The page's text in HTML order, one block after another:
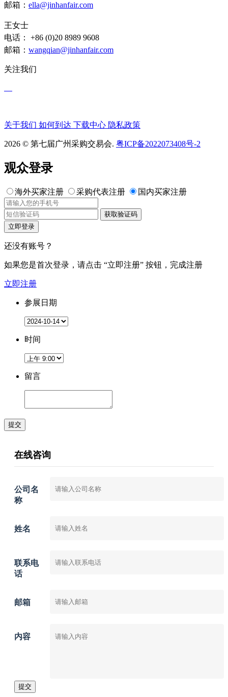
邮箱： ella@jinhanfair.com
王女士
电话： +86 (0)20 8989 9608
邮箱： wangqian@jinhanfair.com
关注我们
关于我们 如何到达 下载中心 隐私政策
2026 © 第七届广州采购交易会. 粤ICP备2022073408号-2
观众登录
海外买家注册 采购代表注册 国内买家注册
获取验证码
立即登录
还没有账号？
如果您是首次登录，请点击 “立即注册” 按钮，完成注册
立即注册
参展日期
时间
留言
提交
在线咨询
公司名
称
姓名
联系电
话
邮箱
内容
提交